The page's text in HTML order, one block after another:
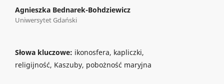
Agnieszka Bednarek-Bohdziewicz
Uniwersytet Gdański
Słowa kluczowe: ikonosfera, kapliczki,
religijność, Kaszuby, pobożność maryjna